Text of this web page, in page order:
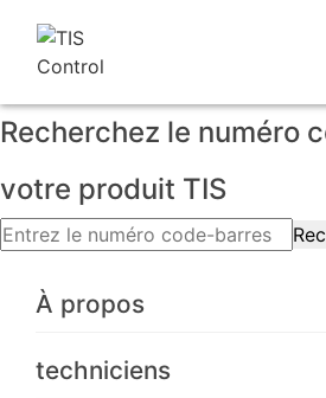
Recherchez le numéro
votre produit TIS
À propos
techniciens